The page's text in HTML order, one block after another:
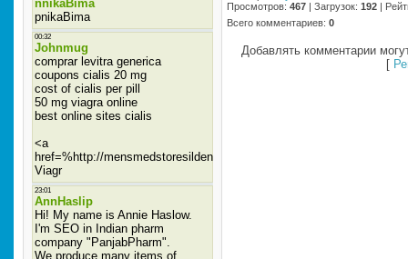
Просмотров: 467 | Загрузок: 192 |
Всего комментариев: 0
Добавлять комментарии
[